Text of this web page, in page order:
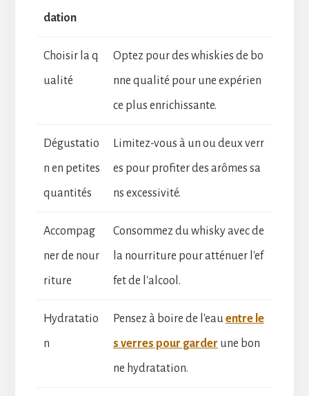
dation
Choisir la q
ualité
Optez pour des whiskies de bo
nne qualité pour une expérien
ce plus enrichissante.
Dégustatio
n en petites
quantités
Limitez-vous à un ou deux verr
es pour profiter des arômes sa
ns excessivité.
Accompag
ner de nour
riture
Consommez du whisky avec de
la nourriture pour atténuer l'ef
fet de l'alcool.
Hydratatio
n
Pensez à boire de l'eau entre le
s verres pour garder une bon
ne hydratation.